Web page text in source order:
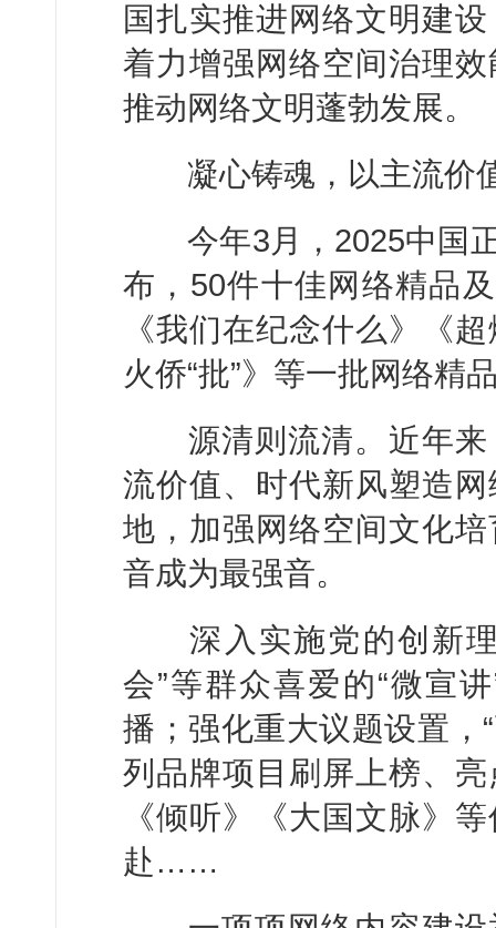
国扎实推进网络文明建
着力增强网络空间治理
推动网络文明蓬勃发展。
凝心铸魂，以主流价
今年3月，2025中国正
布，50件十佳网络精品
《我们在纪念什么》《
火侨“批”》等一批网络精
源清则流清。近年来
流价值、时代新风塑造
地，加强网络空间文化
音成为最强音。
深入实施党的创新理
会”等群众喜爱的“微宣
播；强化重大议题设置，
列品牌项目刷屏上榜、
《倾听》《大国文脉》
赴……